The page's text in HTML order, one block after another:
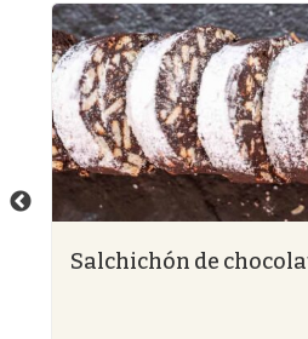
Salchichón de